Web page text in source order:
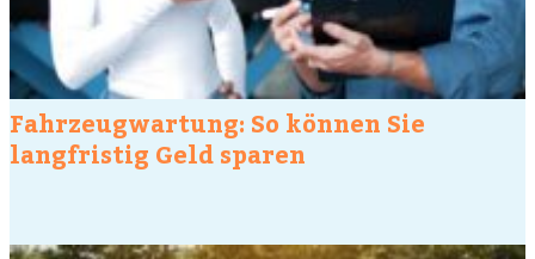
Fahrzeugwartung: So können Sie
langfristig Geld sparen